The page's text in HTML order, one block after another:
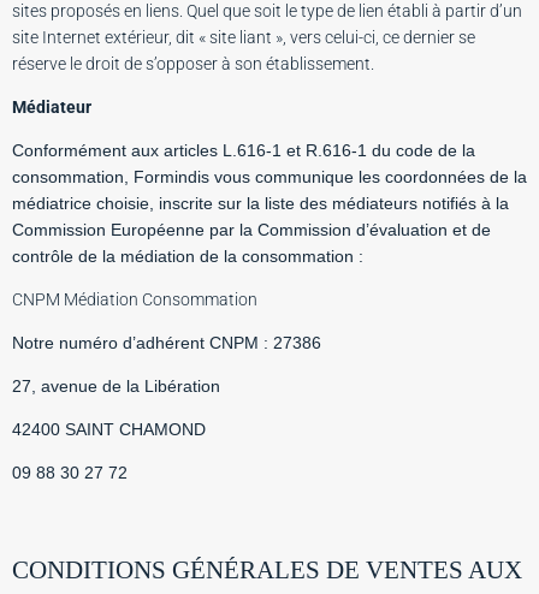
sites proposés en liens. Quel que soit le type de lien établi à partir d’un
site Internet extérieur, dit « site liant », vers celui-ci, ce dernier se
réserve le droit de s’opposer à son établissement.
Médiateur
Conformément aux articles L.616-1 et R.616-1 du code de la
consommation, Formindis vous communique les coordonnées de la
médiatrice choisie, inscrite sur la liste des médiateurs notifiés à la
Commission Européenne par la Commission d’évaluation et de
contrôle de la médiation de la consommation :
CNPM Médiation Consommation
Notre numéro d’adhérent CNPM : 27386
27, avenue de la Libération
42400 SAINT CHAMOND
09 88 30 27 72
CONDITIONS GÉNÉRALES DE VENTES AUX